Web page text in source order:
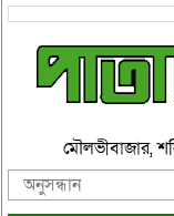
মৌলভীবাজার,